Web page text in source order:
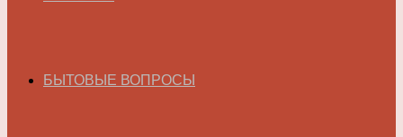
БЫТОВЫЕ ВОПРОСЫ